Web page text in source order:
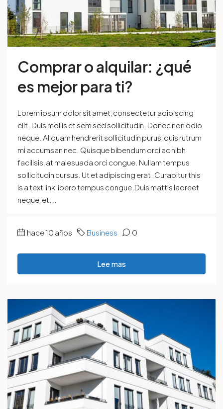
Comprar o alquilar: ¿qué
es mejor para ti?
Lorem ipsum dolor sit amet, consectetur adipiscing
elit. Duis mollis et sem sed sollicitudin. Donec non odio
neque. Aliquam hendrerit sollicitudin purus, quis rutrum
mi accumsan nec. Quisque bibendum orci ac nibh
facilisis, at malesuada orci congue. Nullam tempus
sollicitudin cursus. Ut et adipiscing erat. Curabitur this
is a text link libero tempus congue.Duis mattis laoreet
neque, et...
hace 10 años Business 0
Lee mas